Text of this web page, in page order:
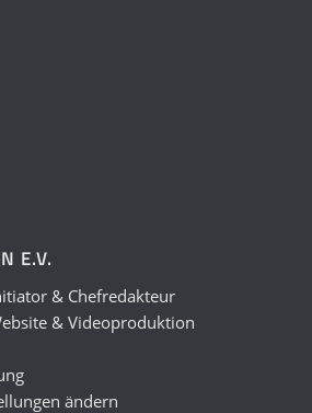
E.V.
& Chefredakteur
& Videoproduktion
ändern